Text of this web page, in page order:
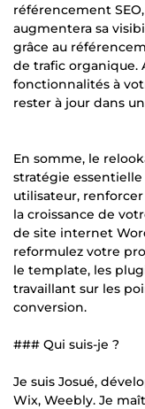
référencement
augmentera sa
grâce au
de trafic organique.
fonctionnalités à
rester à jour dans
En somme, le
stratégie
utilisateur,
la croissance de
de site internet
reformulez votre
le template, les
travaillant sur les
conversion.
### Qui suis-je ?
Je suis Josué,
Wix, Weebly. Je